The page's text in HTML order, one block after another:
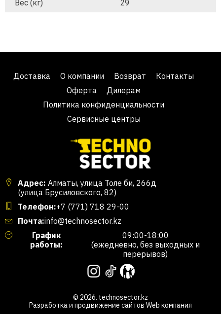
Вес (кг) 29
Доставка О компании Возврат
Контакты
Оферта
Дилерам
Политика конфиденциальности
Сервисные центры
Адрес: Алматы, улица Толе би, 266д
(улица Брусиловского, 82)
Телефон:+7 (771) 718 29-00
Почта:info@technosector.kz
График
работы:
09:00-18:00
(ежедневно, без выходных и
перерывов)
© 2026. technosector.kz
Разработка и продвижение сайтов Web компания